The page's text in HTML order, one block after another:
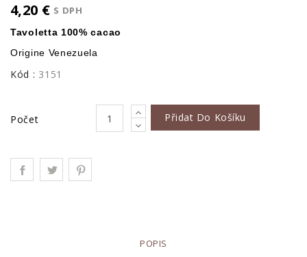
4,20 € S DPH
Tavoletta 100% cacao
Origine Venezuela
Kód : 3151
Počet Přidat Do Košíku
POPIS